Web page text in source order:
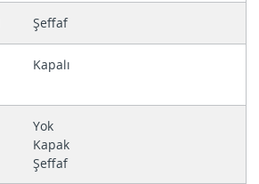
Şeffaf
Kapalı
Yok
Kapak
Şeffaf